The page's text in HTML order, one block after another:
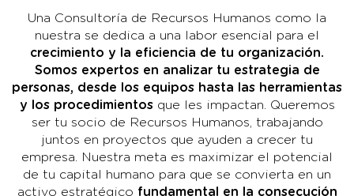
Una Consultoría de Recursos Humanos como la
nuestra se dedica a una labor esencial para el
crecimiento y la eficiencia de tu organización.
Somos expertos en analizar tu estrategia de
personas, desde los equipos hasta las herramientas
y los procedimientosque les impactan. Queremos
ser tu socio de Recursos Humanos, trabajando
juntos en proyectos que ayuden a crecer tu
empresa. Nuestra meta es maximizar el potencial
de tu capital humano para que se convierta en un
activo estratégico fundamental en la consecución